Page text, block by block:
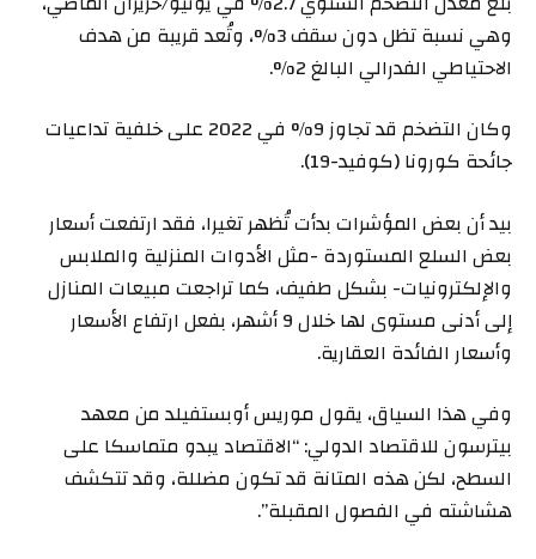
وهي نسبة تظل دون سقف 3%، وتُعد قريبة من هدف
الاحتياطي الفدرالي البالغ 2%.
وكان التضخم قد تجاوز 9% في 2022 على خلفية تداعيات
جائحة كورونا (كوفيد-19).
بيد أن بعض المؤشرات بدأت تُظهر تغيرا، فقد ارتفعت أسعار
بعض السلع المستوردة -مثل الأدوات المنزلية والملابس
والإلكترونيات- بشكل طفيف، كما تراجعت مبيعات المنازل
إلى أدنى مستوى لها خلال 9 أشهر، بفعل ارتفاع الأسعار
وأسعار الفائدة العقارية.
وفي هذا السياق، يقول موريس أوبستفيلد من معهد
بيترسون للاقتصاد الدولي: “الاقتصاد يبدو متماسكا على
السطح، لكن هذه المتانة قد تكون مضللة، وقد تتكشف
هشاشته في الفصول المقبلة”.